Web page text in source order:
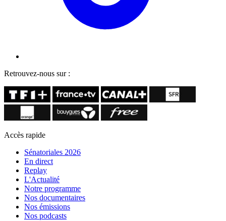
Retrouvez-nous sur :
Accès rapide
Sénatoriales 2026
En direct
Replay
L'Actualité
Notre programme
Nos documentaires
Nos émissions
Nos podcasts